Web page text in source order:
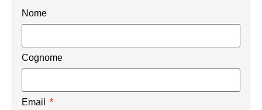
Nome
Cognome
Email